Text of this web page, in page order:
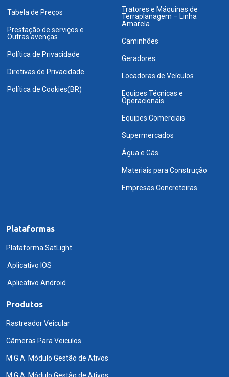
Tabela de Preços
Prestação de serviços e
Outras avenças
Política de Privacidade
Diretivas de Privacidade
Política de Cookies(BR)
Tratores e Máquinas de
Terraplanagem – Linha
Amarela
Caminhões
Geradores
Locadoras de Veículos
Equipes Técnicas e
Operacionais
Equipes Comerciais
Supermercados
Água e Gás
Materiais para Construção
Empresas Concreteiras
Plataformas
Plataforma SatLight
Aplicativo IOS
Aplicativo Android
Produtos
Rastreador Veicular
Câmeras Para Veiculos
M.G.A. Módulo Gestão de Ativos